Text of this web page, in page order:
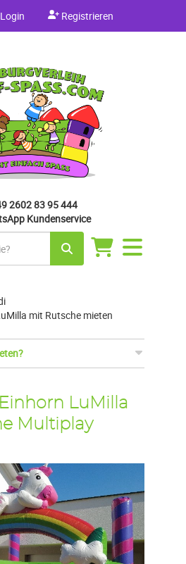
Registrieren
2602 83 95 444
Kundenservice
Navigation
umschalten
mit Rutsche mieten
LuMilla
Multiplay